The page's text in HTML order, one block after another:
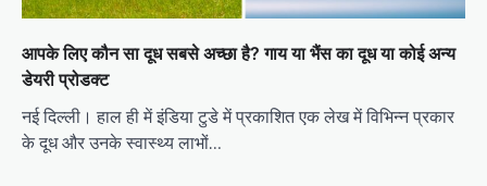
आपके लिए कौन सा दूध सबसे अच्छा है? गाय या भैंस का दूध या कोई अन्य
डेयरी प्रोडक्ट
नई दिल्ली। हाल ही में इंडिया टुडे में प्रकाशित एक लेख में विभिन्न प्रकार
के दूध और उनके स्वास्थ्य लाभों…